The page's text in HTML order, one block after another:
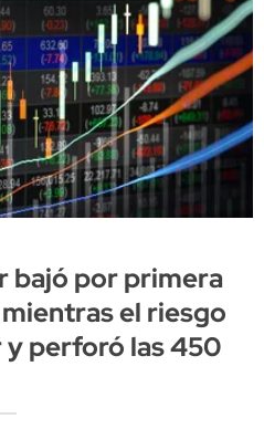
bajó por primera
el riesgo
y perforó las 450